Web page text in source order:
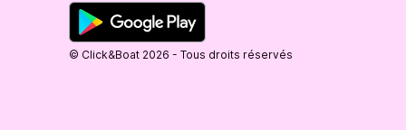
© Click&Boat 2026 - Tous droits réservés